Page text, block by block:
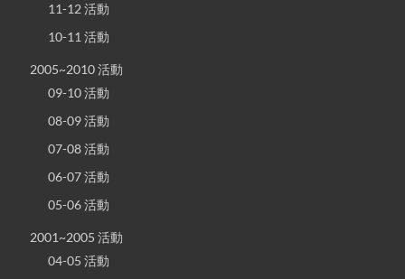
11-12 活動
10-11 活動
2005~2010 活動
09-10 活動
08-09 活動
07-08 活動
06-07 活動
05-06 活動
2001~2005 活動
04-05 活動